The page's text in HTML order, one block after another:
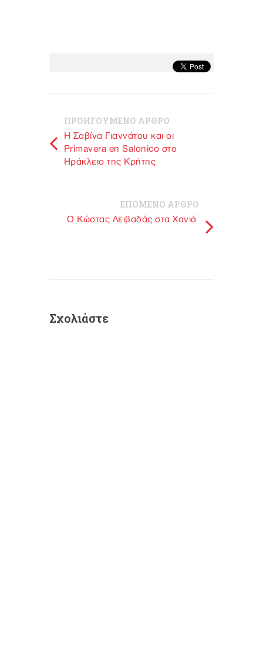
ΠΡΟΗΓΟΥΜΕΝΟ ΑΡΘΡΟ
Η Σαβίνα Γιαννάτου και οι
Primavera en Salonico στο
Ηράκλειο της Κρήτης
ΕΠΟΜΕΝΟ ΑΡΘΡΟ
O Κώστας Λειβαδάς στα Χανιά
Σχολιάστε